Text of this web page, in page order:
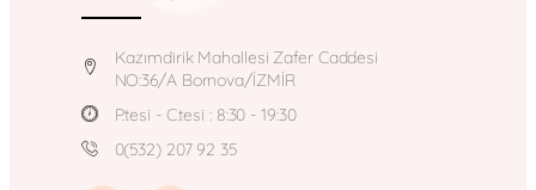
Kazımdirik Mahallesi Zafer Caddesi
NO:36/A Bornova/İZMİR
P.tesi - C.tesi : 8:30 - 19:30
0(532) 207 92 35